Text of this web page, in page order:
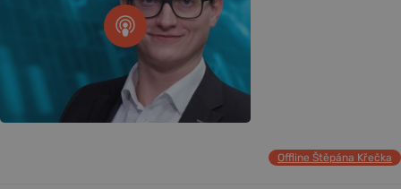
Offline Štěpána Křečka